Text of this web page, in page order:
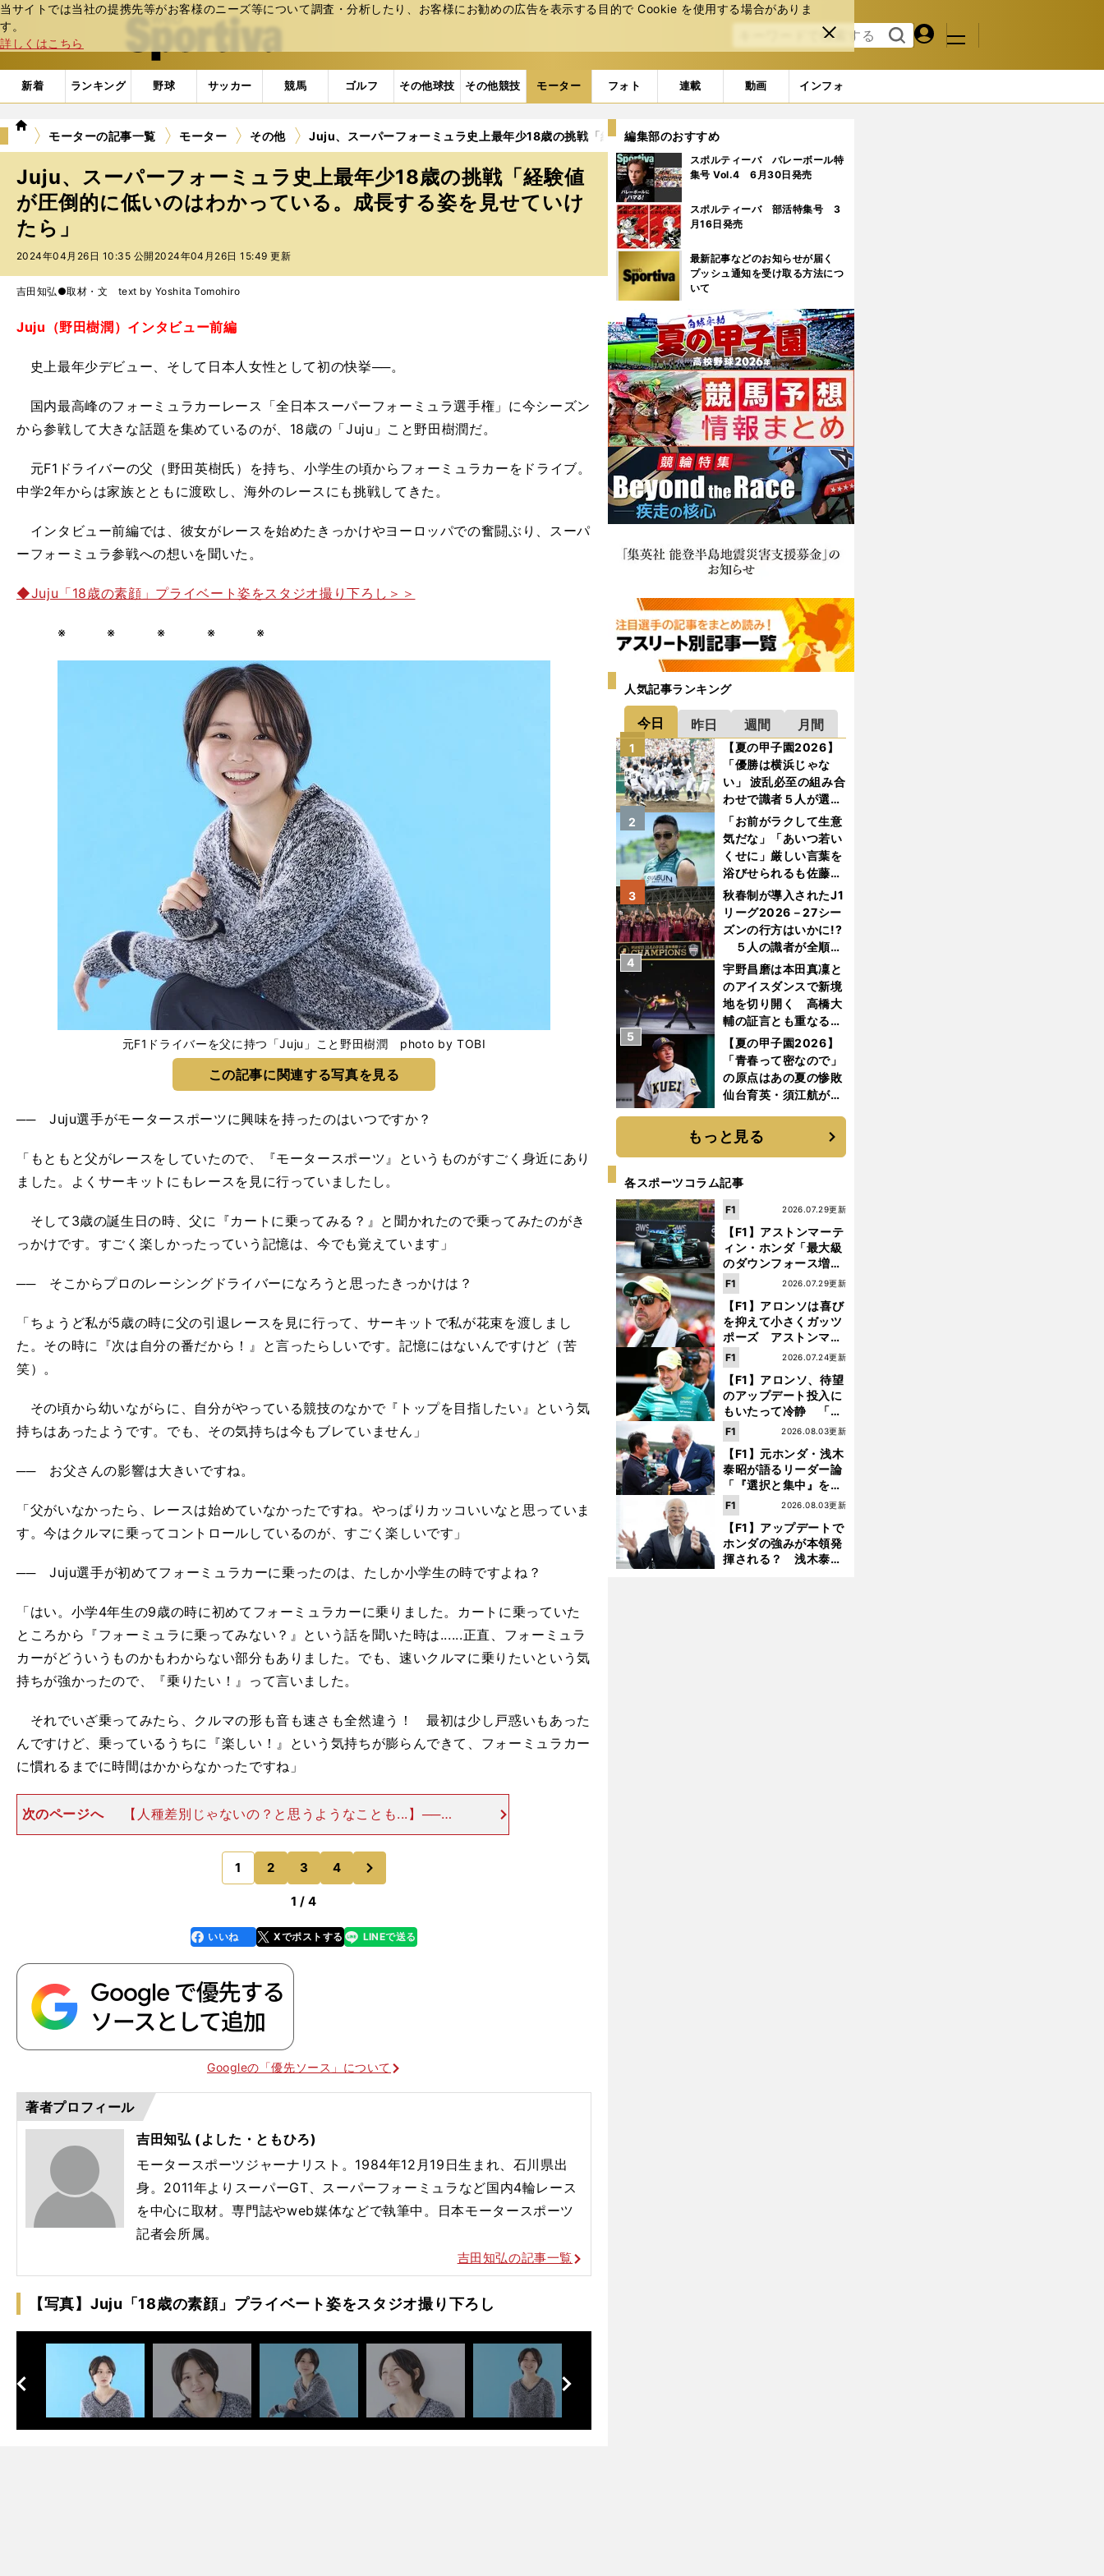
当サイトでは当社の提携先等がお客様のニーズ等について調査・分析したり、お客様にお勧めの広告を表⽰する⽬的で Cookie を使⽤する場合がありま
す。
詳しくはこちら
閉じ
る
web Sportiva (webスポルティーバ)
検索
る
マイペ
ジ
メニュ
新着 ランキング 野球 サッカー 競馬 ゴルフ その他球技 その他競技 モーター フォト 連載 動画 インフォ
we
ポ
ル
テ
ィ
ー
モーターの記事一覧 モーター その他 Juju、スーパーフォーミュラ史上最年少18歳の挑戦「経験値が圧倒的に低いのはわかっている。成長する姿を見せていけたら」
Juju、スーパーフォーミュラ史上最年少18歳の挑戦「経験値
が圧倒的に低いのはわかっている。成長する姿を見せていけ
たら」
2024年04月26日 10:35 公開 2024年04月26日 15:49 更新
吉田知弘●取材・文 text by Yoshita Tomohiro
Juju（野田樹潤）インタビュー前編
史上最年少デビュー、そして日本人女性として初の快挙──。
国内最高峰のフォーミュラカーレース「全日本スーパーフォーミュラ選手権」に今シーズン
から参戦して大きな話題を集めているのが、18歳の「Juju」こと野田樹潤だ。
元F1ドライバーの父（野田英樹氏）を持ち、小学生の頃からフォーミュラカーをドライブ。
中学2年からは家族とともに渡欧し、海外のレースにも挑戦してきた。
インタビュー前編では、彼女がレースを始めたきっかけやヨーロッパでの奮闘ぶり、スーパ
ーフォーミュラ参戦への想いを聞いた。
◆Juju「18歳の素顔」プライベート姿をスタジオ撮り下ろし＞＞
※ ※ ※ ※ ※
元F1ドライバーを父に持つ「Juju」こと野田樹潤 photo by TOBI
この記事に関連する写真を見る
── Juju選手がモータースポーツに興味を持ったのはいつですか？
「もともと父がレースをしていたので、『モータースポーツ』というものがすごく身近にあり
ました。よくサーキットにもレースを見に行っていましたし。
そして3歳の誕生日の時、父に『カートに乗ってみる？』と聞かれたので乗ってみたのがき
っかけです。すごく楽しかったっていう記憶は、今でも覚えています」
── そこからプロのレーシングドライバーになろうと思ったきっかけは？
「ちょうど私が5歳の時に父の引退レースを見に行って、サーキットで私が花束を渡しまし
た。その時に『次は自分の番だから！』と言ったらしいです。記憶にはないんですけど（苦
笑）。
その頃から幼いながらに、自分がやっている競技のなかで『トップを目指したい』という気
持ちはあったようです。でも、その気持ちは今もブレていません」
── お父さんの影響は大きいですね。
「父がいなかったら、レースは始めていなかったですね。やっぱりカッコいいなと思っていま
す。今はクルマに乗ってコントロールしているのが、すごく楽しいです」
── Juju選手が初めてフォーミュラカーに乗ったのは、たしか小学生の時ですよね？
「はい。小学4年生の9歳の時に初めてフォーミュラカーに乗りました。カートに乗っていた
ところから『フォーミュラに乗ってみない？』という話を聞いた時は......正直、フォーミュラ
カーがどういうものかもわからない部分もありました。でも、速いクルマに乗りたいという気
持ちが強かったので、『乗りたい！』って言いました。
それでいざ乗ってみたら、クルマの形も音も速さも全然違う！ 最初は少し戸惑いもあった
んですけど、乗っているうちに『楽しい！』という気持ちが膨らんできて、フォーミュラカー
に慣れるまでに時間はかからなかったですね」
次のページへ
【人種差別じゃないの？と思うようなことも...】──
本格的にフォーミュラカーレースに参戦するため、中学生の頃からヨー
ロッパでレースを始めたJuju選手ですが、海外での苦労も多かったので
はないですか
1 2 3 4
のページへ
1 / 4
faceboo
k
いいね Xでポストする
line LINEで送る
Googleの「優先ソース」について
著者プロフィール
吉田知弘 (よした・ともひろ)
モータースポーツジャーナリスト。1984年12月19日生まれ、石川県出
身。2011年よりスーパーGT、スーパーフォーミュラなど国内4輪レース
を中心に取材。専門誌やweb媒体などで執筆中。日本モータースポーツ
記者会所属。
吉田知弘の記事一覧
【写真】Juju「18歳の素顔」プライベート姿をスタジオ撮り下ろし
次
へ
す
」
非
編集部のおすすめ
スポルティーバ バレーボール特
集号 Vol.4 6月30日発売
スポルティーバ 部活特集号 3
月16日発売
最新記事などのお知らせが届く
プッシュ通知を受け取る方法につ
いて
人気記事ランキング
今日 昨日 週間 月間
【夏の甲子園2026】
「優勝は横浜じゃな
い」 波乱必至の組み合
わせで識者５人が選ん
だ優勝校はここだ！
1
「お前がラクして生意
気だな」「あいつ若い
くせに」厳しい言葉を
浴びせられるも佐藤慎
太郎が貫いた誇りとフ
ァンへの思い
2
秋春制が導入されたJ1
リーグ2026－27シー
ズンの行方はいかに!?
５人の識者が全順位
を大胆予想
3
宇野昌磨は本田真凜と
のアイスダンスで新境
地を切り開く 高橋大
輔の証言とも重なる課
題と楽しさ
4
【夏の甲子園2026】
「青春って密なので」
の原点はあの夏の惨敗
仙台育英・須江航が明
画"のすべて
5
もっと見る
各スポーツコラム記事
【F1】アストンマーテ
ィン・ホンダ「最大級
のダウンフォース増」
を実現するも、アロン
ソが苦言を呈した理由
2026.07.29更新
F1
【F1】アロンソは喜び
を抑えて小さくガッツ
ポーズ アストンマー
ティン・ホンダが「レ
ース」に戻ってきた
2026.07.29更新
F1
【F1】アロンソ、待望
のアップデート投入に
もいたって冷静 「ハ
ンガリーGPが僕らに
優しいサーキットであ
ることを願う」
2026.07.24更新
F1
【F1】元ホンダ・浅木
泰昭が語るリーダー論
「『選択と集中』をし
なければ、部下の心は
どんどん離れていく」
2026.08.03更新
F1
【F1】アップデートで
ホンダの強みが本領発
揮される？ 浅木泰昭
2026.08.03更新
F1